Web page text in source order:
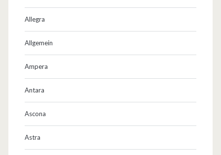
Allegra
Allgemein
Ampera
Antara
Ascona
Astra